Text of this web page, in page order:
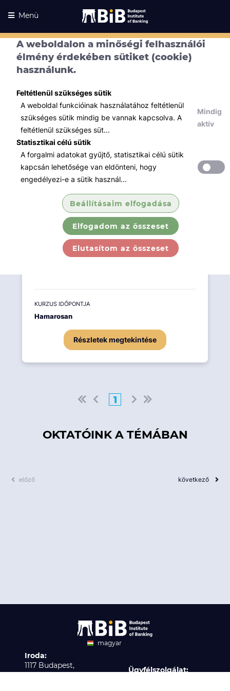
A weboldalon a minőségi felhasználói
élmény érdekében sütiket (cookie)
használunk.
Feltétlenül szükséges sütik
A weboldal funkcióinak használatához feltétlenül
szükséges sütik mindig be vannak kapcsolva. A
feltétlenül szükséges süt...
Mindig
aktív
Statisztikai célú sütik
A forgalmi adatokat gyűjtő, statisztikai célú sütik
kapcsán lehetősége van eldönteni, hogy
engedélyezi-e a sütik használ...
Beállításaim elfogadása
Elfogadom az összeset
Elutasítom az összeset
Menü
Kurzusaink Kurzusaink
Minden témában
Összes
IT / Digitalizáció
Adatvizualizáció és -elemzés
Power BI segí...
2 napos alapozó program.
KURZUS IDŐPONTJA
Hamarosan
Részletek megtekintése
1
OKTATÓINK A TÉMÁBAN
előző következő
magyar
Iroda:
1117 Budapest,
Ügyfélszolgálat: